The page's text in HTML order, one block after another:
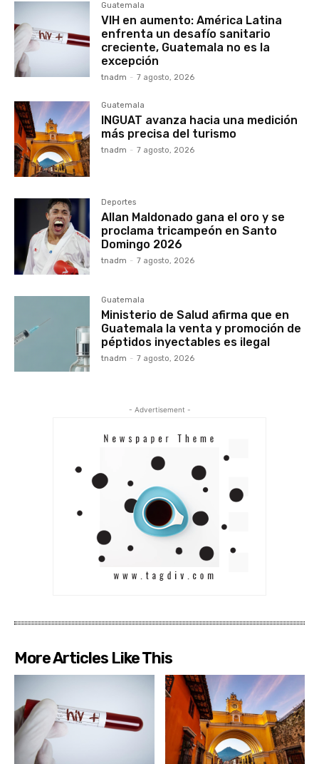
Guatemala
VIH en aumento: América Latina
enfrenta un desafío sanitario
creciente, Guatemala no es la
excepción
tnadm - 7 agosto, 2026
Guatemala
INGUAT avanza hacia una medición
más precisa del turismo
tnadm - 7 agosto, 2026
Deportes
Allan Maldonado gana el oro y se
proclama tricampeón en Santo
Domingo 2026
tnadm - 7 agosto, 2026
Guatemala
Ministerio de Salud afirma que en
Guatemala la venta y promoción de
péptidos inyectables es ilegal
tnadm - 7 agosto, 2026
- Advertisement -
More Articles Like This